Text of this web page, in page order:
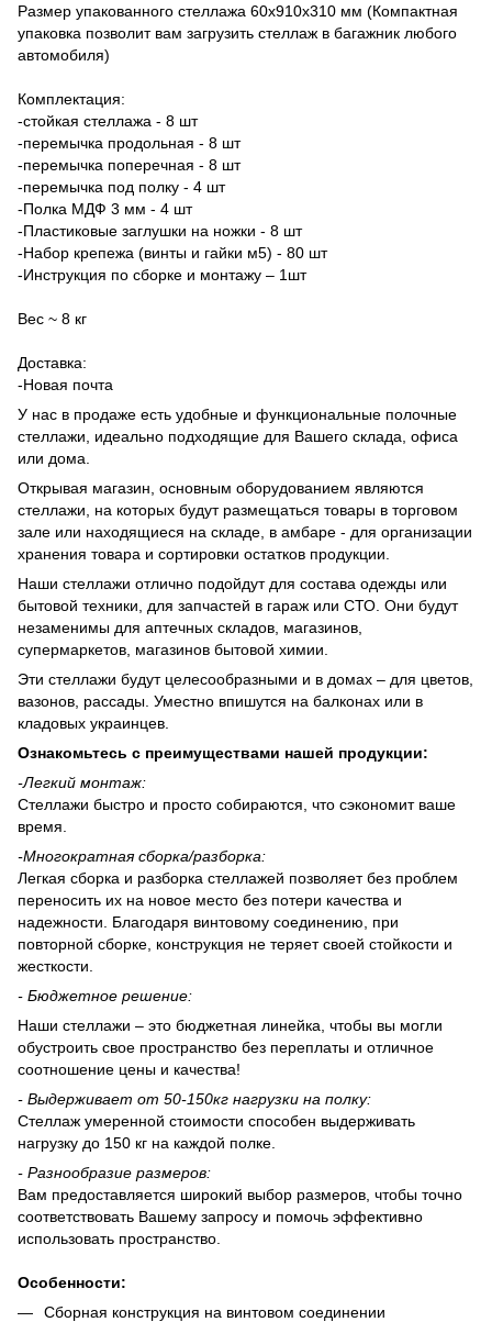
Размер упакованного стеллажа 60х910х310 мм (Компактная
упаковка позволит вам загрузить стеллаж в багажник любого
автомобиля)
Комплектация:
-стойкая стеллажа - 8 шт
-перемычка продольная - 8 шт
-перемычка поперечная - 8 шт
-перемычка под полку - 4 шт
-Полка МДФ 3 мм - 4 шт
-Пластиковые заглушки на ножки - 8 шт
-Набор крепежа (винты и гайки м5) - 80 шт
-Инструкция по сборке и монтажу – 1шт
Вес ~ 8 кг
Доставка:
-Новая почта
У нас в продаже есть удобные и функциональные полочные
стеллажи, идеально подходящие для Вашего склада, офиса
или дома.
Открывая магазин, основным оборудованием являются
стеллажи, на которых будут размещаться товары в торговом
зале или находящиеся на складе, в амбаре - для организации
хранения товара и сортировки остатков продукции.
Наши стеллажи отлично подойдут для состава одежды или
бытовой техники, для запчастей в гараж или СТО. Они будут
незаменимы для аптечных складов, магазинов,
супермаркетов, магазинов бытовой химии.
Эти стеллажи будут целесообразными и в домах – для цветов,
вазонов, рассады. Уместно впишутся на балконах или в
кладовых украинцев.
Ознакомьтесь с преимуществами нашей продукции:
-Легкий монтаж:
Стеллажи быстро и просто собираются, что сэкономит ваше
время.
-Многократная сборка/разборка:
Легкая сборка и разборка стеллажей позволяет без проблем
переносить их на новое место без потери качества и
надежности. Благодаря винтовому соединению, при
повторной сборке, конструкция не теряет своей стойкости и
жесткости.
- Бюджетное решение:
Наши стеллажи – это бюджетная линейка, чтобы вы могли
обустроить свое пространство без переплаты и отличное
соотношение цены и качества!
- Выдерживает от 50-150кг нагрузки на полку:
Стеллаж умеренной стоимости способен выдерживать
нагрузку до 150 кг на каждой полке.
- Разнообразие размеров:
Вам предоставляется широкий выбор размеров, чтобы точно
соответствовать Вашему запросу и помочь эффективно
использовать пространство.
Особенности:
Сборная конструкция на винтовом соединении